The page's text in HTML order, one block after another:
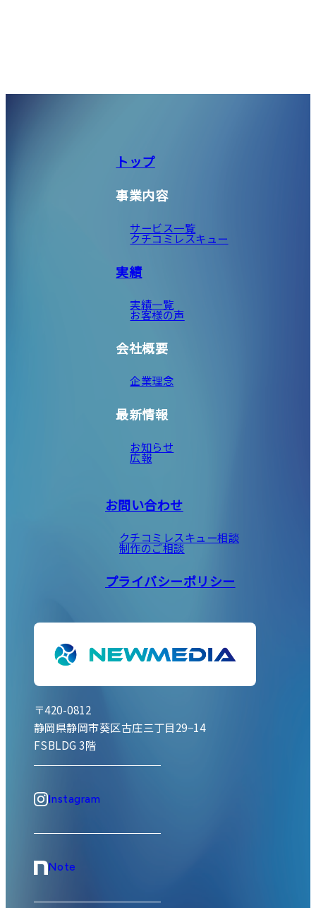
〒420-0812
静岡県静岡市葵区古庄三丁目29−14
FSBLDG 3階
Instagram
Note
トップ
事業内容
サービス一覧
クチコミレスキュー
実績
実績一覧
お客様の声
会社概要
企業理念
最新情報
お知らせ
広報
お問い合わせ
クチコミレスキュー相談
制作のご相談
プライバシーポリシー